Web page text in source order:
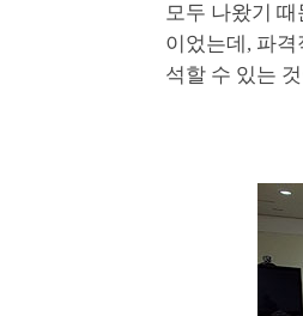
모두 나왔기
이었는데, 파
석할 수 있는